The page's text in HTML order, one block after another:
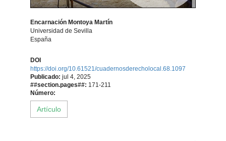
Encarnación Montoya Martín
Universidad de Sevilla
España
Contenido
principal
del
artículo
DOI
https://doi.org/10.61521/cuadernosderecholocal.68.1097
Publicado: jul 4, 2025
##section.pages##: 171-211
Número:
Artículo